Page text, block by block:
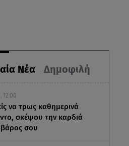
Νέα Δημοφιλή
12:00
να τρως καθημερινά
σκέψου την καρδιά
βάρος σου